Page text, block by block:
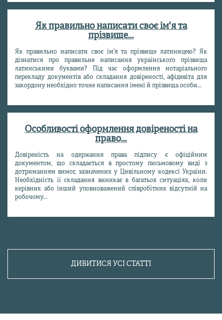
Як правильно написати своє ім'я та
прізвище...
Як правильно написати своє ім'я та прізвище латиницею? Як
дізнатися про правильне написання українського прізвища
латинськими буквами? Під час оформлення нотаріального
перекладу документів або складання довіреності, афідевіта для
закордону необхідно точне написання імені й прізвища особи...
Особливості оформлення довіреності на
право...
Довіреність на одержання права підпису є офіційним
документом, що складається в простому письмовому виді з
дотриманням вимог, зазначених у Цивільному кодексі України.
Необхідність її складання виникає в багатьох ситуаціях, коли
керівник або інший уповноважений співробітник відсутній на
робочому...
ДИВИТИСЯ УСІ СТАТТІ